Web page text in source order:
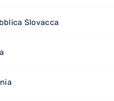
Slovacca